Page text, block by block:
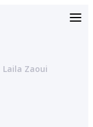
Laila Zaoui